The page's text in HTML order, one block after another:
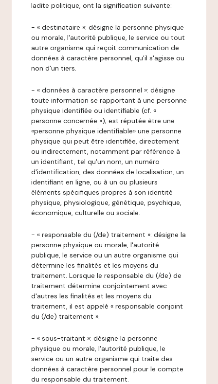
ladite politique, ont la signification suivante:
- « destinataire »: désigne la personne physique
ou morale, l'autorité publique, le service ou tout
autre organisme qui reçoit communication de
données à caractère personnel, qu'il s'agisse ou
non d'un tiers.
- « données à caractère personnel »: désigne
toute information se rapportant à une personne
physique identifiée ou identifiable (cf. «
personne concernée »); est réputée être une
«personne physique identifiable» une personne
physique qui peut être identifiée, directement
ou indirectement, notamment par référence à
un identifiant, tel qu'un nom, un numéro
d'identification, des données de localisation, un
identifiant en ligne, ou à un ou plusieurs
éléments spécifiques propres à son identité
physique, physiologique, génétique, psychique,
économique, culturelle ou sociale.
- « responsable du (/de) traitement »: désigne la
personne physique ou morale, l'autorité
publique, le service ou un autre organisme qui
détermine les finalités et les moyens du
traitement. Lorsque le responsable du (/de) de
traitement détermine conjointement avec
d'autres les finalités et les moyens du
traitement, il est appelé « responsable conjoint
du (/de) traitement ».
- « sous-traitant »: désigne la personne
physique ou morale, l'autorité publique, le
service ou un autre organisme qui traite des
données à caractère personnel pour le compte
du responsable du traitement.